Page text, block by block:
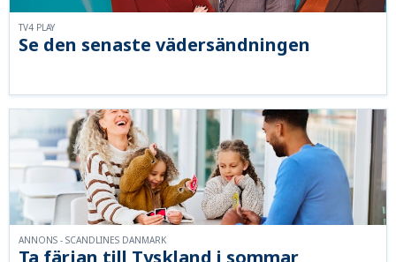
Se den senaste vädersändningen
TV4 PLAY
ANNONS - SCANDLINES DANMARK